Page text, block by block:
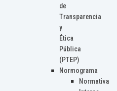
de
Transparencia
y
Ética
Pública
(PTEP)
Normograma
Normativa